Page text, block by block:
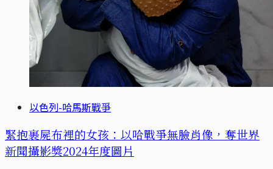
以色列-哈馬斯戰爭
緊抱裹屍布裡的女孩：以哈戰爭無臉肖像，奪世界
新聞攝影獎2024年度圖片